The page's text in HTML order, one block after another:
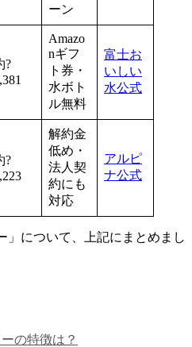
ーン
?
Amazo
nギフ
ト券・
水ボト
ル無料
富士お
いしい
水公式
?
解約金
低め・
法人契
約にも
対応
アルピ
ナ公式
」について、上記にまとめまし
の特徴は？